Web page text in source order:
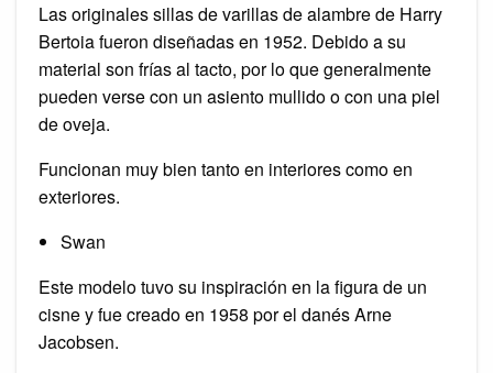
Las originales sillas de varillas de alambre de Harry
Bertoia fueron diseñadas en 1952. Debido a su
material son frías al tacto, por lo que generalmente
pueden verse con un asiento mullido o con una piel
de oveja.
Funcionan muy bien tanto en interiores como en
exteriores.
Swan
Este modelo tuvo su inspiración en la figura de un
cisne y fue creado en 1958 por el danés Arne
Jacobsen.